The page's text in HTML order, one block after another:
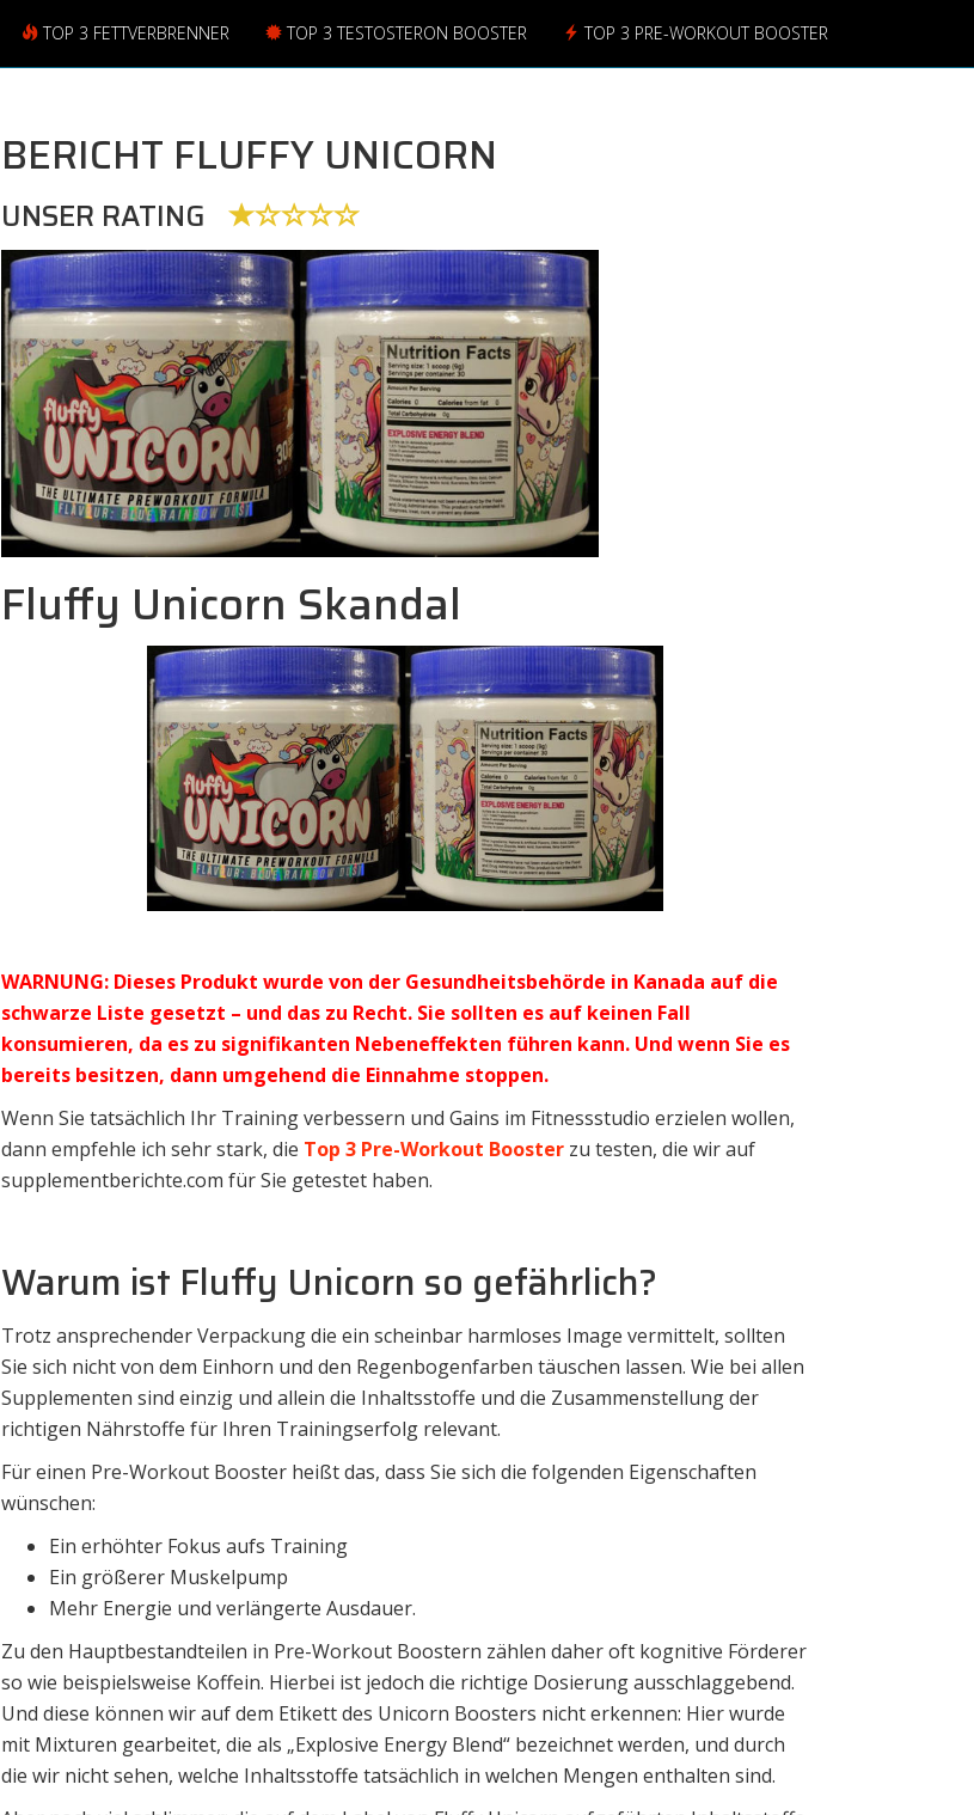
TOP 3 FETTVERBRENNER TOP 3 TESTOSTERON BOOSTER TOP 3 PRE-WORKOUT BOOSTER
BERICHT FLUFFY UNICORN
UNSER RATING
Fluffy Unicorn Skandal
WARNUNG: Dieses Produkt wurde von der Gesundheitsbehörde in Kanada auf die
schwarze Liste gesetzt – und das zu Recht. Sie sollten es auf keinen Fall
konsumieren, da es zu signifikanten Nebeneffekten führen kann. Und wenn Sie es
bereits besitzen, dann umgehend die Einnahme stoppen.
Wenn Sie tatsächlich Ihr Training verbessern und Gains im Fitnessstudio erzielen wollen,
dann empfehle ich sehr stark, die Top 3 Pre-Workout Booster zu testen, die wir auf
supplementberichte.com für Sie getestet haben.
Warum ist Fluffy Unicorn so gefährlich?
Trotz ansprechender Verpackung die ein scheinbar harmloses Image vermittelt, sollten
Sie sich nicht von dem Einhorn und den Regenbogenfarben täuschen lassen. Wie bei allen
Supplementen sind einzig und allein die Inhaltsstoffe und die Zusammenstellung der
richtigen Nährstoffe für Ihren Trainingserfolg relevant.
Für einen Pre-Workout Booster heißt das, dass Sie sich die folgenden Eigenschaften
wünschen:
Ein erhöhter Fokus aufs Training
Ein größerer Muskelpump
Mehr Energie und verlängerte Ausdauer.
Zu den Hauptbestandteilen in Pre-Workout Boostern zählen daher oft kognitive Förderer
so wie beispielsweise Koffein. Hierbei ist jedoch die richtige Dosierung ausschlaggebend.
Und diese können wir auf dem Etikett des Unicorn Boosters nicht erkennen: Hier wurde
mit Mixturen gearbeitet, die als „Explosive Energy Blend“ bezeichnet werden, und durch
die wir nicht sehen, welche Inhaltsstoffe tatsächlich in welchen Mengen enthalten sind.